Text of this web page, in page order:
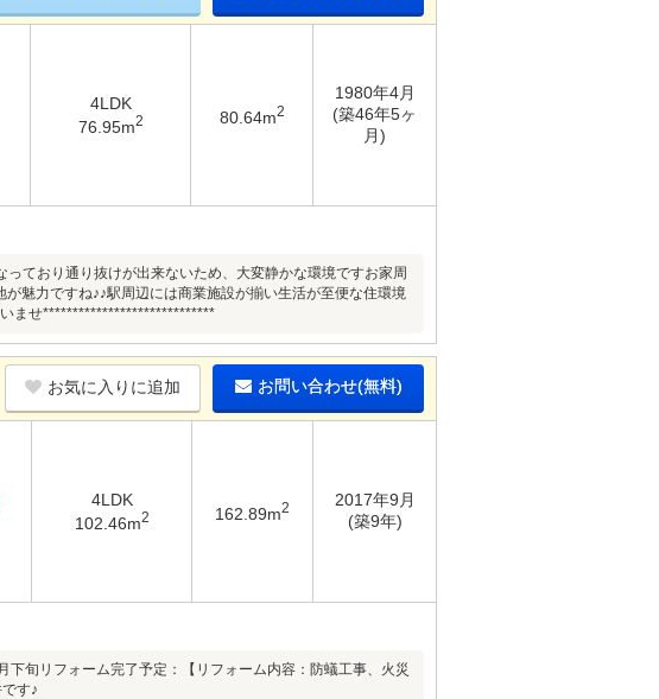
4LDK
76.95m2 80.64m2
1980年4月
(築46年5ヶ
月)
ており通り抜けが出来ないため、大変静かな環境ですお家周
魅力ですね♪♪駅周辺には商業施設が揃い生活が至便な住環境
ませ*****************************
お気に入りに追加 お問い合わせ(無料)
4LDK
102.46m2 162.89m2
2017年9月
(築9年)
旬リフォーム完了予定：【リフォーム内容：防蟻工事、火災
す♪